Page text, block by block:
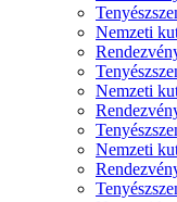
Nemzeti
Nemzeti
Nemzeti